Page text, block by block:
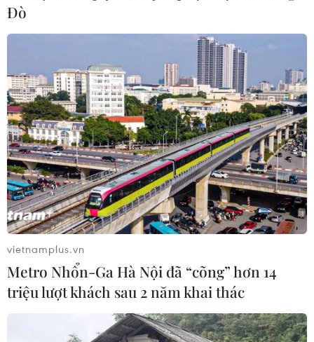
để nhận về hậu quả khôn lường...
Ngày Nước Thế giới 2022: Bảo vệ nước
ngầm vì mạch nguồn của sự sống
Với chủ đề “Nước ngầm - Biến nguồn tài nguyên vô
Đò
vietnamplus.vn
Metro Nhổn-Ga Hà Nội đã “cõng” hơn 14
triệu lượt khách sau 2 năm khai thác